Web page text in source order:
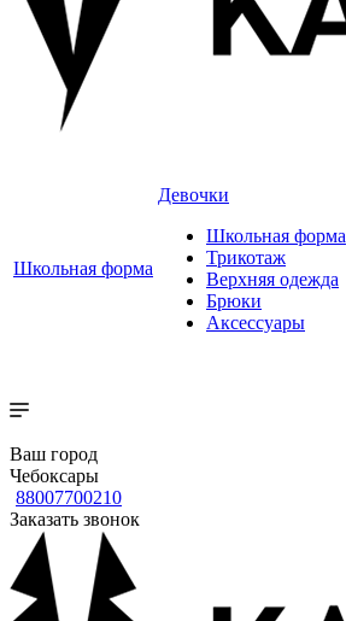
Школьная форма
Девочки
Школьная форма
Трикотаж
Верхняя одежда
Брюки
Аксессуары
Ваш город
Чебоксары
88007700210
Заказать звонок